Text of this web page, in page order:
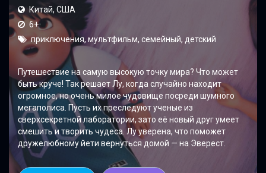
Китай, США
6+
приключения, мультфильм, семейный, детский
Путешествие на самую высокую точку мира? Что может
быть круче! Так решает Лу, когда случайно находит
огромное, но очень милое чудовище посреди шумного
мегаполиса. Пусть их преследуют ученые из
сверхсекретной лаборатории, зато её новый друг умеет
смешить и творить чудеса. Лу уверена, что поможет
дружелюбному йети вернуться домой — на Эверест.